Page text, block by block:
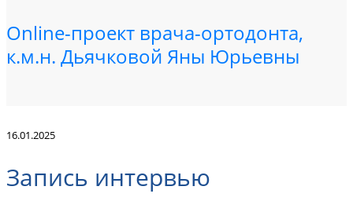
Online-проект врача-ортодонта,
к.м.н. Дьячковой Яны Юрьевны
16.01.2025
Запись интервью